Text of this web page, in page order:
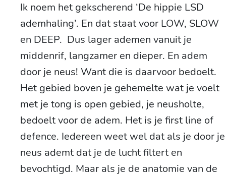
Ik noem het gekscherend ‘De hippie LSD
ademhaling’. En dat staat voor LOW, SLOW
en DEEP. Dus lager ademen vanuit je
middenrif, langzamer en dieper. En adem
door je neus! Want die is daarvoor bedoelt.
Het gebied boven je gehemelte wat je voelt
met je tong is open gebied, je neusholte,
bedoelt voor de adem. Het is je first line of
defence. Iedereen weet wel dat als je door je
neus ademt dat je de lucht filtert en
bevochtigd. Maar als je de anatomie van de